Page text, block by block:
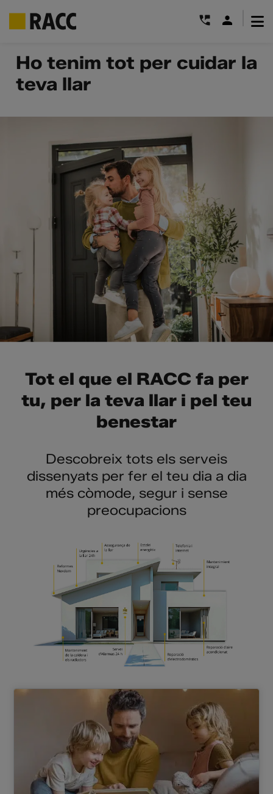
content
Ho tenim tot per cuidar la
teva llar
Tot el que el RACC fa per
tu, per la teva llar i pel teu
benestar
Descobreix tots els serveis
dissenyats per fer el teu dia a dia
més còmode, segur i sense
preocupacions